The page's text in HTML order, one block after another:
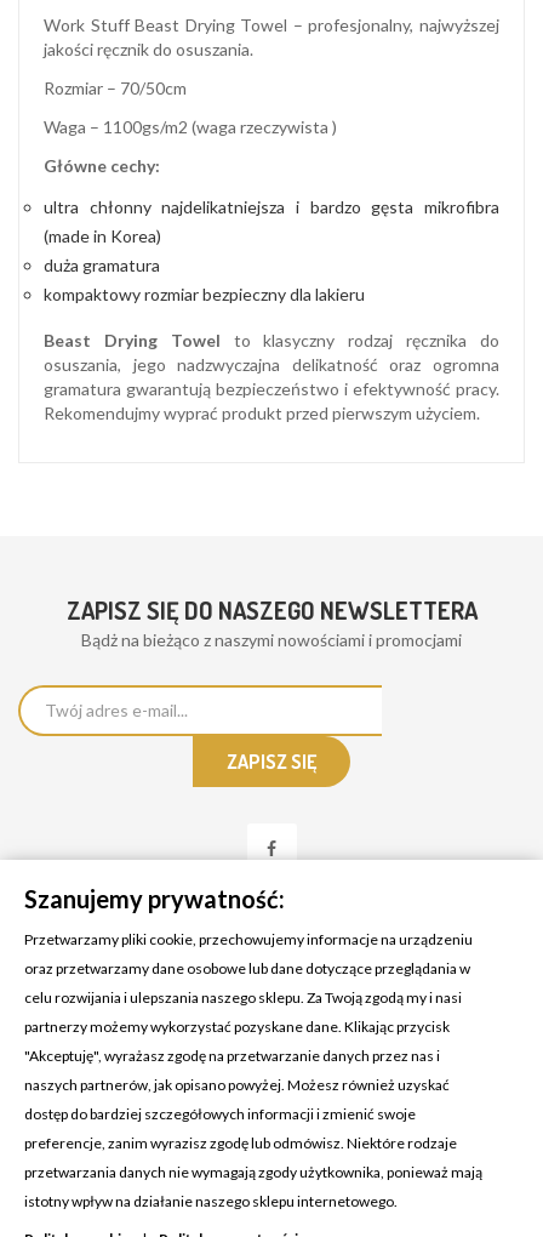
Work Stuff Beast Drying Towel – profesjonalny, najwyższej
jakości ręcznik do osuszania.
Rozmiar – 70/50cm
Waga – 1100gs/m2 (waga rzeczywista )
Główne cechy:
ultra chłonny najdelikatniejsza i bardzo gęsta mikrofibra
(made in Korea)
duża gramatura
kompaktowy rozmiar bezpieczny dla lakieru
Beast Drying Towel to klasyczny rodzaj ręcznika do
osuszania, jego nadzwyczajna delikatność oraz ogromna
gramatura gwarantują bezpieczeństwo i efektywność pracy.
Rekomendujmy wyprać produkt przed pierwszym użyciem.
ZAPISZ SIĘ DO NASZEGO NEWSLETTERA
Bądż na bieżąco z naszymi nowościami i promocjami
KONTAKT Z NAMI
Adres:
Cosmetic4car
Budzisz 73A
39-200 Dębica
Dominik:
Klaudia: +48 730634730
Szanujemy prywatność:
Przetwarzamy pliki cookie, przechowujemy informacje na urządzeniu
oraz przetwarzamy dane osobowe lub dane dotyczące przeglądania w
celu rozwijania i ulepszania naszego sklepu. Za Twoją zgodą my i nasi
partnerzy możemy wykorzystać pozyskane dane. Klikając przycisk
"Akceptuję", wyrażasz zgodę na przetwarzanie danych przez nas i
naszych partnerów, jak opisano powyżej. Możesz również uzyskać
dostęp do bardziej szczegółowych informacji i zmienić swoje
preferencje, zanim wyrazisz zgodę lub odmówisz. Niektóre rodzaje
przetwarzania danych nie wymagają zgody użytkownika, ponieważ mają
istotny wpływ na działanie naszego sklepu internetowego.